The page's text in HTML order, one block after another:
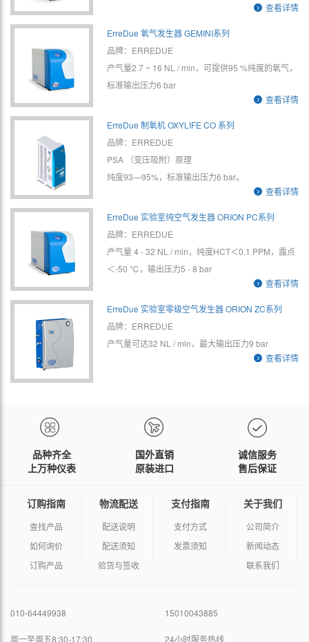
查看详情
ErreDue 氧气发生器 GEMINI系列
品牌：ERREDUE
产气量2.7 ~ 16 NL / min，可提供95 %纯度的氧气，
标准输出压力6 bar
查看详情
ErreDue 制氧机 OXYLIFE CO 系列
品牌：ERREDUE
PSA （变压吸附）原理
纯度93—95%，标准输出压力6 bar。
查看详情
ErreDue 实验室纯空气发生器 ORION PC系列
品牌：ERREDUE
产气量 4 - 32 NL / min，纯度HCT＜0.1 PPM，露点
＜-50 ℃，输出压力5 - 8 bar
查看详情
ErreDue 实验室零级空气发生器 ORION ZC系列
品牌：ERREDUE
产气量可达32 NL / min，最大输出压力9 bar
查看详情
品种齐全
上万种仪表
国外直销
原装进口
诚信服务
售后保证
订购指南
查找产品
如何询价
订购产品
物流配送
配送说明
配送须知
验货与签收
支付指南
支付方式
发票须知
关于我们
公司简介
新闻动态
联系我们
010-64449938
周一至周五8:30-17:30
15010043885
24小时服务热线